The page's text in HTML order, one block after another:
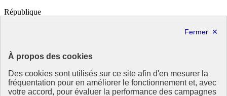
À propos des cookies
Des cookies sont utilisés sur ce site afin d'en mesurer la
fréquentation pour en améliorer le fonctionnement et, avec
votre accord, pour évaluer la performance des campagnes
République
utiles
info.gouv.fr- ouvre une nouvelle fenêtre
service-public.fr- ouvre une nouvelle fenêtre
legifrance.gouv.fr- ouvre une nouvelle fenêtre